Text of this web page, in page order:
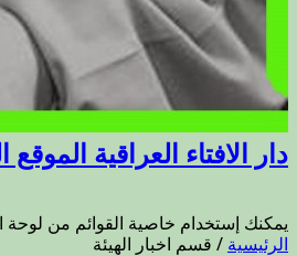
دار الافتاء العراقية
يمكنك إستخدام خاصية القوائم من لوحة
الرئيسية / قسم اخبار الهيئة